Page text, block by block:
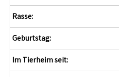
Rasse:
Geburtstag:
Im Tierheim seit: